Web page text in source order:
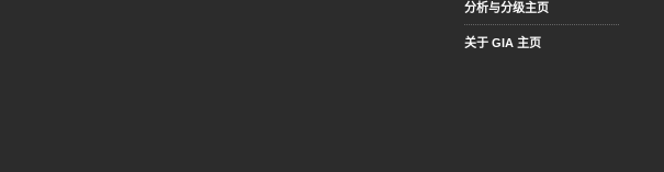
分析与分级主页
关于 GIA 主页